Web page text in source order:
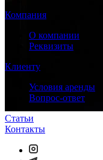
Компания
О компании
Реквизиты
Клиенту
Условия аренды
Вопрос-ответ
Статьи
Контакты